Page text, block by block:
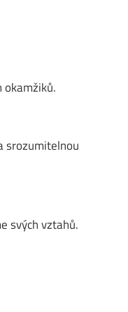
okamžiků.
srozumitelnou
svých vztahů.